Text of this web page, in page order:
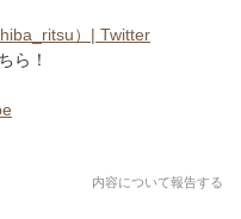
）| Twitter
ら！
内容について報告する